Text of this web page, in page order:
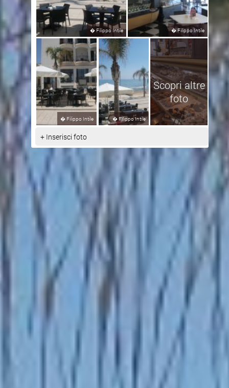
� Filippo Intile �Filippo Intile
� Filippo Intile � Filippo Intile
Scopri altre
foto
+ Inserisci foto